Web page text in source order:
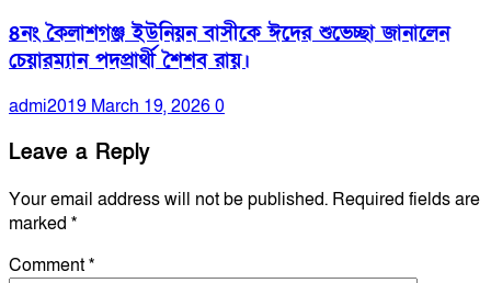
৪নং কৈলাশগঞ্জ ইউনিয়ন বাসীকে ঈদের শুভেচ্ছা জানালেন
চেয়ারম্যান পদপ্রার্থী শৈশব রায়।
admi2019 March 19, 20260
Leave a Reply
Your email address will not be published. Required fields are
marked *
Comment*